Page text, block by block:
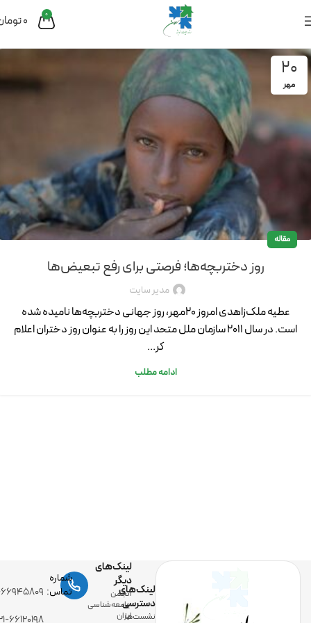
0
0
20
مهر
مقاله
روز دختربچه‌ها؛ فرصتی برای رفع تبعیض‌ها
مدیر سایت
عطیه ملک‌زاهدی امروز 20مهر، روز جهانی دختربچه‌ها نامیده شده
است. در سال 2011 سازمان ملل متحد این روز را به عنوان روز دختران اعلام
کر...
ادامه مطلب
لینک‌های
دسترسی
نشست‌ها
لینک‌های
دیگر
انجمن
جامعه‌شناسی
ایران
شماره
تماس: ۰۲۱-
۰۲۱-